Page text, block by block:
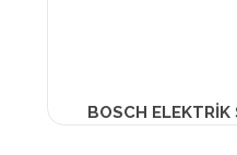
BOSCH ELEKTRİK